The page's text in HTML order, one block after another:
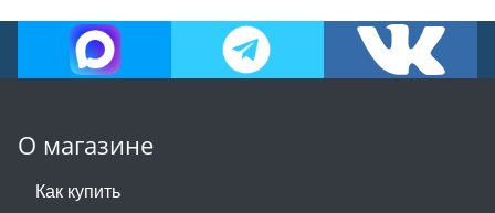
О магазине
Как купить